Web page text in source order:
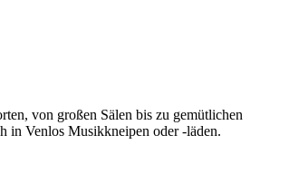
von großen Sälen bis zu gemütlichen
in Venlos Musikkneipen oder -läden.